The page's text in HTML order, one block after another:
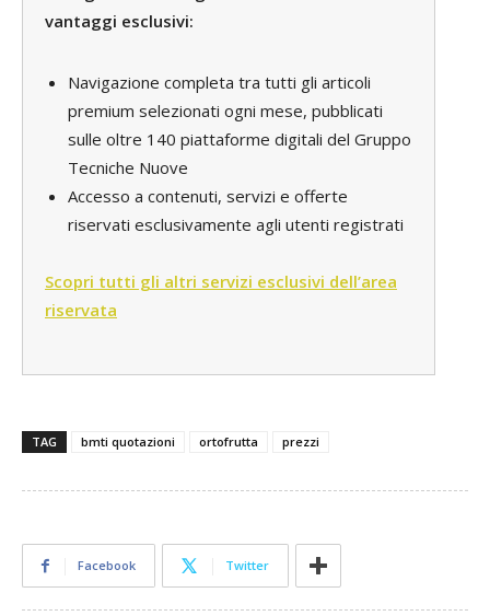
vantaggi esclusivi:
Navigazione completa tra tutti gli articoli
premium selezionati ogni mese, pubblicati
sulle oltre 140 piattaforme digitali del Gruppo
Tecniche Nuove
Accesso a contenuti, servizi e offerte
riservati esclusivamente agli utenti registrati
Scopri tutti gli altri servizi esclusivi dell’area
riservata
TAG bmti quotazioni ortofrutta prezzi
Facebook Twitter